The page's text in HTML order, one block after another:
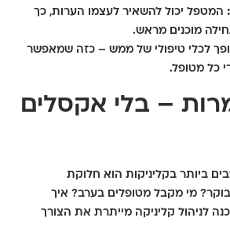
המטפל יכול להשאיר לעצמו הערות, כך
מוכנים מראש.
לכלי טיפולי של ממש – כזה שמאפשר
כל מטופל.
– בלי אקסלים
ביותר בקליניקות הוא חלוקת
מי מקבל מטופלים בערב? איך
לניהול קליניקה מייתרת את הצורך